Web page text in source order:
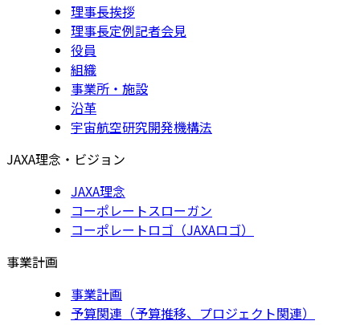
理事長挨拶
理事長定例記者会見
役員
組織
事業所・施設
沿革
宇宙航空研究開発機構法
JAXA理念・ビジョン
JAXA理念
コーポレートスローガン
コーポレートロゴ（JAXAロゴ）
事業計画
事業計画
予算関連（予算推移、プロジェクト関連）